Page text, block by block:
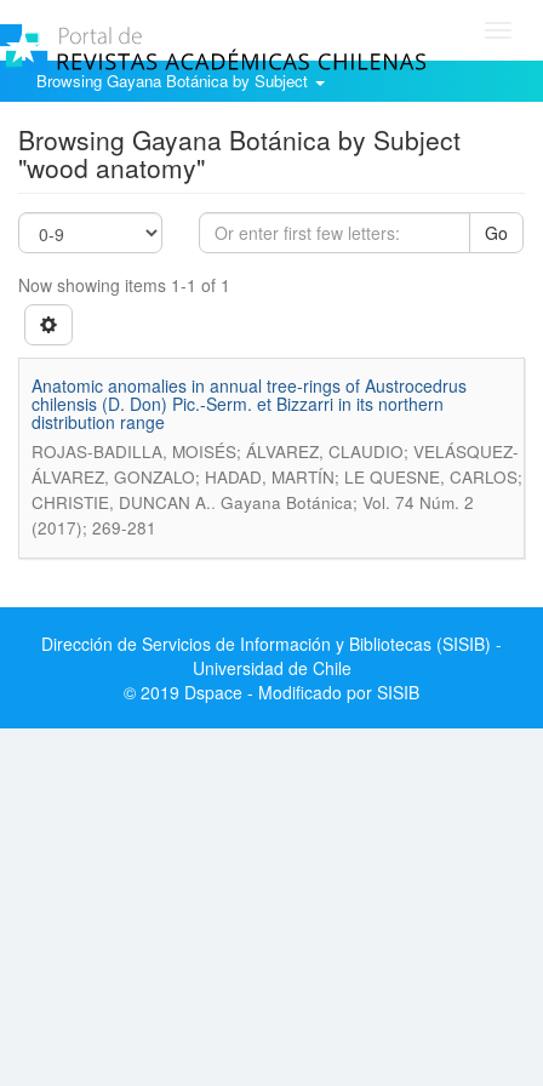
Browsing Gayana Botánica by Subject
Browsing Gayana Botánica by Subject
"wood anatomy"
Go
Now showing items 1-1 of 1
Anatomic anomalies in annual tree-rings of Austrocedrus
chilensis (D. Don) Pic.-Serm. et Bizzarri in its northern
distribution range
ROJAS-BADILLA, MOISÉS; ÁLVAREZ, CLAUDIO; VELÁSQUEZ-
ÁLVAREZ, GONZALO; HADAD, MARTÍN; LE QUESNE, CARLOS;
CHRISTIE, DUNCAN A.. Gayana Botánica; Vol. 74 Núm. 2
(2017); 269-281
Dirección de Servicios de Información y Bibliotecas (SISIB) -
Universidad de Chile
© 2019 Dspace - Modificado por SISIB